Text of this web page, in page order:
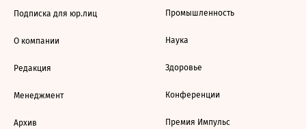
Подписка для юр.лиц
О компании
Редакция
Менеджмент
Архив
Промышленность
Наука
Здоровье
Конференции
Премия Импульс